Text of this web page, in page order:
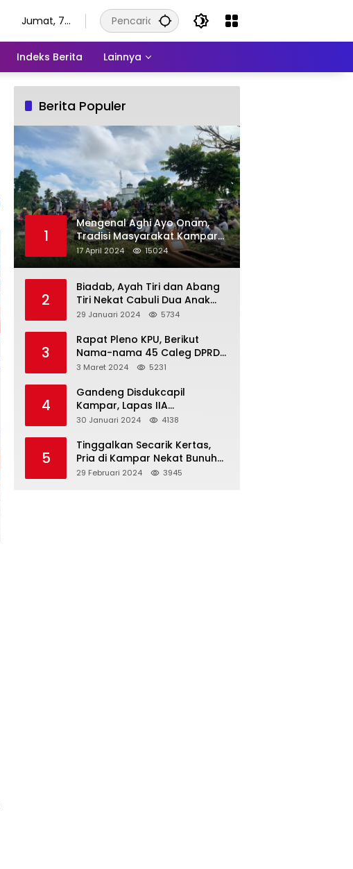
Jumat, 7
2026
Indeks Berita Lainnya
Berita Populer
1
Mengenal Aghi Ayo Onam,
Tradisi Masyarakat Kampar
Setelah Hari Raya Idul Fitri
17 April 2024 15024
2
Biadab, Ayah Tiri dan Abang
Tiri Nekat Cabuli Dua Anak
Dibawah Umur
29 Januari 2024 5734
3
Rapat Pleno KPU, Berikut
Nama-nama 45 Caleg DPRD
3 Maret 2024 5231
4
Gandeng Disdukcapil
Kampar, Lapas IIA
Bangkinang Lakukan
WBP
30 Januari 2024 4138
5
Tinggalkan Secarik Kertas,
Pria di Kampar Nekat Bunuh
Diri
29 Februari 2024 3945